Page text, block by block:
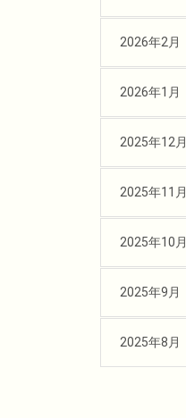
2026年2月
2026年1月
2025年12月
2025年11月
2025年10月
2025年9月
2025年8月